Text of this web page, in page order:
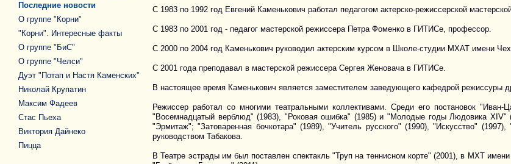
С 1983 по 1992 год Евгений Каменькович работал педагогом актерско-режиссерской
С 1983 по 2001 год - педагог мастерской режиссера Петра Фоменко в ГИТИСе, профессор.
С 2000 по 2004 год Каменькович руководил актерским курсом в Школе-студии МХАТ имени
С 2001 года преподавал в мастерской режиссера Сергея Женовача в ГИТИСе.
В настоящее время Каменькович является заместителем заведующего кафедрой
Режиссер работал со многими театральными коллективами. Среди его постановок
"Восемнадцатый верблюд" (1983), "Роковая ошибка" (1985) и "Молодые годы Людовика XIV"
"Эрмитаж"; "Затоваренная бочкотара" (1989), "Учитель русского" (1990), "Искусство"
руководством Табакова.
В Театре эстрады им был поставлен спектакль "Труп на теннисном корте" (2001), в МХТ
Последние новости
О группе "Корни"
"Корни". Интересные факты
О группе "БиС"
О группе "Челси"
Дуэт "Потап и Настя Каменских"
Николай Крупатин
Максим Фадеев
Стас Пьеха
Виктория Дайнеко
Пицца